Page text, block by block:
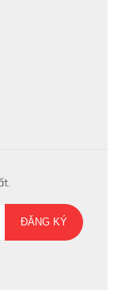
ĐĂNG KÝ